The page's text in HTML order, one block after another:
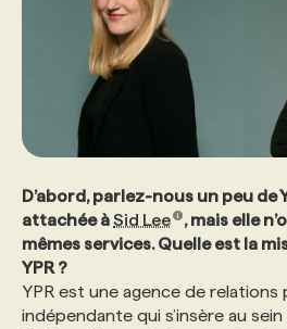
D’abord, parlez-nous un peu de
attachée àSid Lee
, mais elle
mêmes services. Quelle est la
YPR ?
YPR est une agence de relations
indépendante qui s’insère au